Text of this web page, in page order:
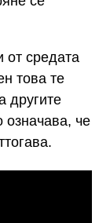
от средата
това те
другите
означава, че